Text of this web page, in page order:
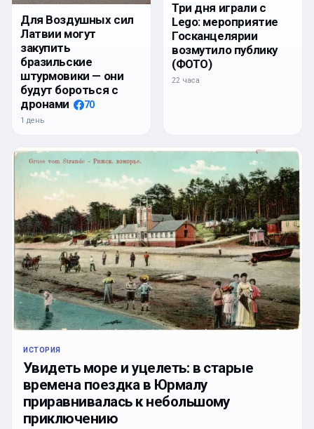
Для Воздушных сил
Латвии могут
закупить
бразильские
штурмовики — они
будут бороться с
дронами
70
1 день
Три дня играли с
Lego: мероприятие
Госканцелярии
возмутило публику
(ФОТО)
22 часа
ИСТОРИЯ
Увидеть море и уцелеть: в старые
времена поездка в Юрмалу
приравнивалась к небольшому
приключению